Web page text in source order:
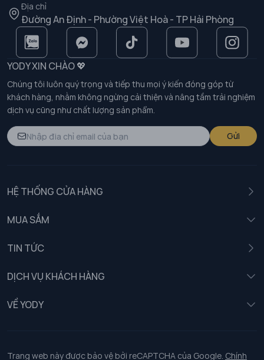
Địa chỉ
Đường An Định - Phường Việt Hoà - TP Hải Phòng
YODY XIN CHÀO 💖
Chúng tôi luôn quý trọng và tiếp thu mọi ý kiến đóng góp từ
khách hàng, nhằm không ngừng cải thiện và nâng tầm trải nghiệm
dịch vụ cũng như chất lượng sản phẩm.
Gửi
HỆ THỐNG CỬA HÀNG
MUA SẮM
TIN TỨC
DỊCH VỤ KHÁCH HÀNG
Chính sách khách hàng thân thiết
Chính sách bảo vệ dữ liệu cá nhân
VỀ YODY
Tuyển dụng
Trang web này được bảo vệ bởi reCAPTCHA của Google. Chính